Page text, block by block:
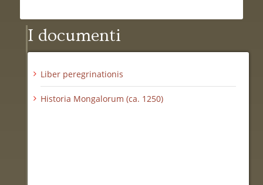
I documenti
Liber peregrinationis
Historia Mongalorum (ca. 1250)